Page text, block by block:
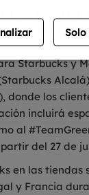
Solo
Cold Foam
Foam para
Starbucks y
donde los
incluirá
al
del 27 de
en las
y Francia